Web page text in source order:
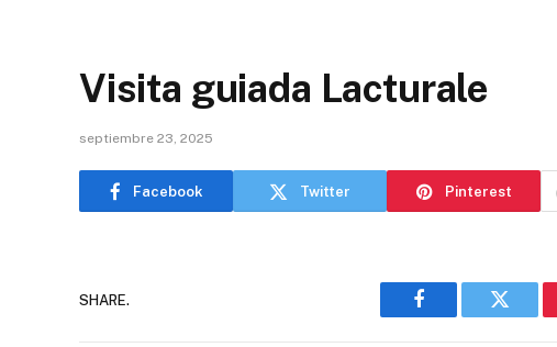
Visita guiada Lacturale
septiembre 23, 2025
Facebook Twitter Pinterest
SHARE.
Facebook Twitter